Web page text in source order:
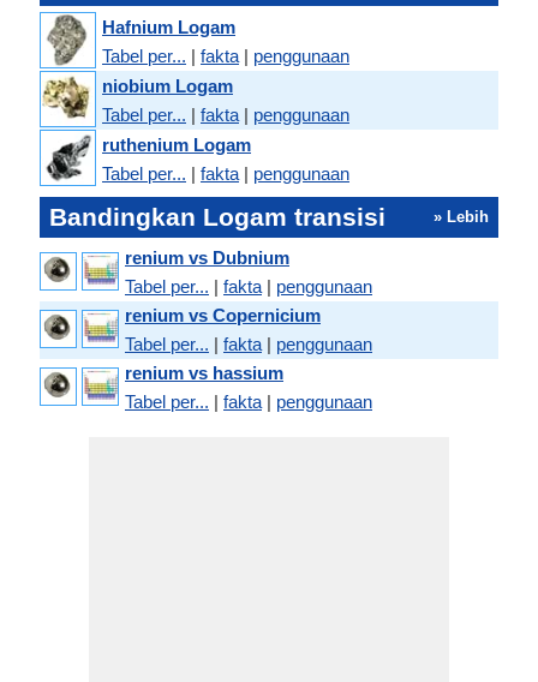
Hafnium Logam
Tabel per... | fakta | penggunaan
niobium Logam
Tabel per... | fakta | penggunaan
ruthenium Logam
Tabel per... | fakta | penggunaan
Bandingkan Logam transisi » Lebih
renium vs Dubnium
Tabel per... | fakta | penggunaan
renium vs Copernicium
Tabel per... | fakta | penggunaan
renium vs hassium
Tabel per... | fakta | penggunaan